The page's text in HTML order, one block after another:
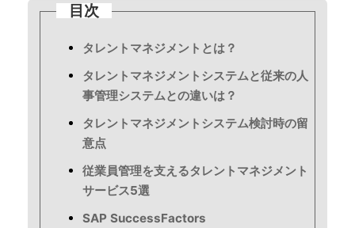
目次
タレントマネジメントとは？
タレントマネジメントシステムと従来の人
事管理システムとの違いは？
タレントマネジメントシステム検討時の留
意点
従業員管理を支えるタレントマネジメント
サービス5選
SAP SuccessFactors